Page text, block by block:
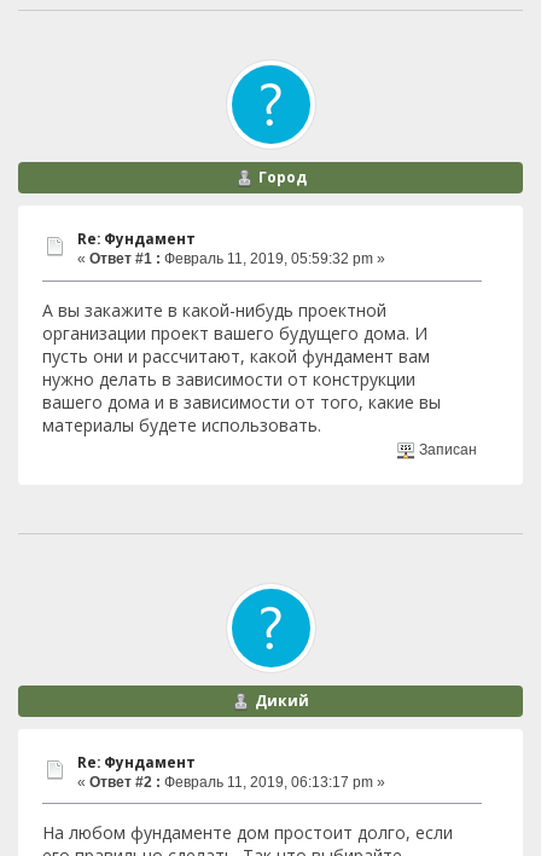
Город
Re: Фундамент
« Ответ #1 : Февраль 11, 2019, 05:59:32 pm »
А вы закажите в какой-нибудь проектной
организации проект вашего будущего дома. И
пусть они и рассчитают, какой фундамент вам
нужно делать в зависимости от конструкции
вашего дома и в зависимости от того, какие вы
материалы будете использовать.
Записан
Дикий
Re: Фундамент
« Ответ #2 : Февраль 11, 2019, 06:13:17 pm »
На любом фундаменте дом простоит долго, если